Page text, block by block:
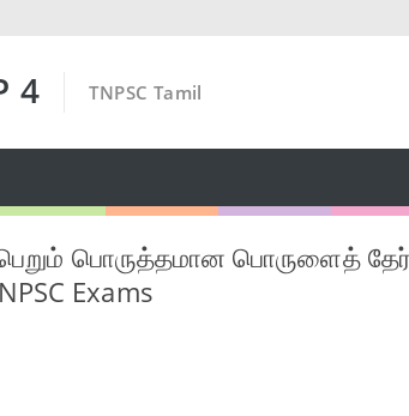
4 TNPSC Tamil
பொருத்தமான பொருளைத்
Exams